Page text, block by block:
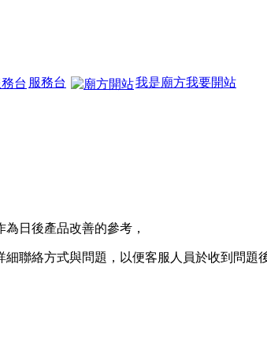
服務台
我是廟方我要開站
日後產品改善的參考，
聯絡方式與問題，以便客服人員於收到問題